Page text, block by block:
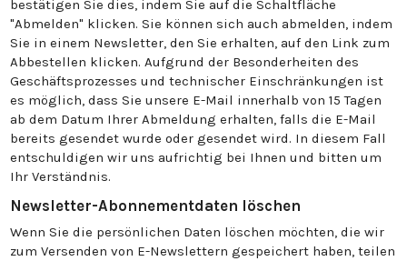
bestätigen Sie dies, indem Sie auf die Schaltfläche
"Abmelden" klicken. Sie können sich auch abmelden, indem
Sie in einem Newsletter, den Sie erhalten, auf den Link zum
Abbestellen klicken. Aufgrund der Besonderheiten des
Geschäftsprozesses und technischer Einschränkungen ist
es möglich, dass Sie unsere E-Mail innerhalb von 15 Tagen
ab dem Datum Ihrer Abmeldung erhalten, falls die E-Mail
bereits gesendet wurde oder gesendet wird. In diesem Fall
entschuldigen wir uns aufrichtig bei Ihnen und bitten um
Ihr Verständnis.
Newsletter-Abonnementdaten löschen
Wenn Sie die persönlichen Daten löschen möchten, die wir
zum Versenden von E-Newslettern gespeichert haben, teilen